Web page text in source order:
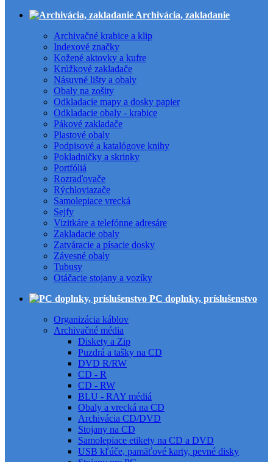
Archivácia, zakladanie
Archivačné krabice a klip
Indexové značky
Kožené aktovky a kufre
Krúžkové zakladače
Násuvné lišty a obaly
Obaly na zošity
Odkladacie mapy a dosky papier
Odkladacie obaly - krabice
Pákové zakladače
Plastové obaly
Podpisové a katalógove knihy
Pokladničky a skrinky
Portfóliá
Rozraďovače
Rýchloviazače
Samolepiace vrecká
Sejfy
Vizitkáre a telefónne adresáre
Zakladacie obaly
Zatváracie a písacie dosky
Závesné obaly
Tubusy
Otáčacie stojany a vozíky
PC doplnky, príslušenstvo
Organizácia káblov
Archivačné média
Diskety a Zip
Puzdrá a tašky na CD
DVD R/RW
CD - R
CD - RW
BLU - RAY médiá
Obaly a vrecká na CD
Archivácia CD/DVD
Stojany na CD
Samolepiace etikety na CD a DVD
USB kľúče, pamäťové karty, pevné disky